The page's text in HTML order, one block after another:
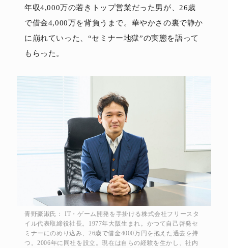
年収4,000万の若きトップ営業だった男が、26歳
で借金4,000万を背負うまで。華やかさの裏で静か
に崩れていった、“セミナー地獄”の実態を語って
もらった。
青野豪淑氏： IT・ゲーム開発を手掛ける株式会社フリースタ
イル代表取締役社長。1977年大阪生まれ。かつて自己啓発セ
ミナーにのめり込み、26歳で借金4000万円を抱えた過去を持
つ。2006年に同社を設立。現在は自らの経験を生かし、社内